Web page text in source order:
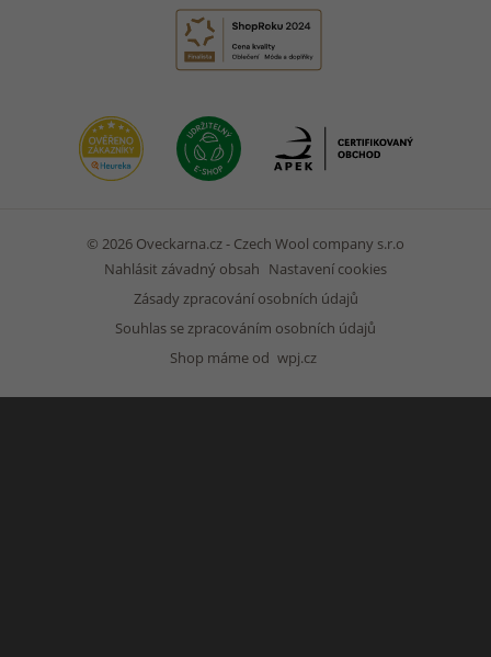
© 2026 Oveckarna.cz - Czech Wool company s.r.o
Nahlásit závadný obsah Nastavení cookies
Zásady zpracování osobních údajů
Souhlas se zpracováním osobních údajů
Shop máme od wpj.cz